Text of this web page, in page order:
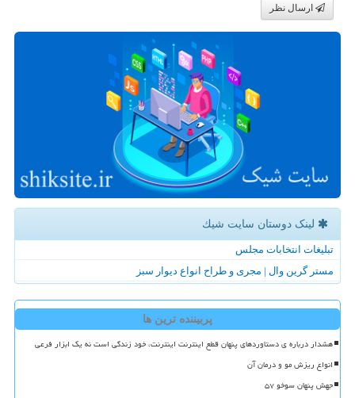
ارسال نظر
لینک دوستان سایت شیك
تبلیغات انتخابات مجلس
مستر گرین وال | مجری و طراح انواع دیوار سبز
پربیننده ترین ها
هشدار درباره ی دستاوردهای پنهان قطع اینترنت اینترنت، خود زندگی است نه یک ابزار فرعی
انواع ریزش مو و درمان آن
جهش پنهان سوخو ۵۷